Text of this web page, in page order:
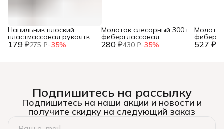
179 ₽275 ₽−35%
Напильник плоский
пластмассовая рукоятка,
№2, 150мм, (шт.) 280 ₽430 ₽−35%
Молоток слесарный 300 г,
фиберглассовая
рукоятка, (шт.) 527 ₽
Подпишитесь на рассылку
Подпишитесь на наши акции и новости и
получите скидку на следующий заказ